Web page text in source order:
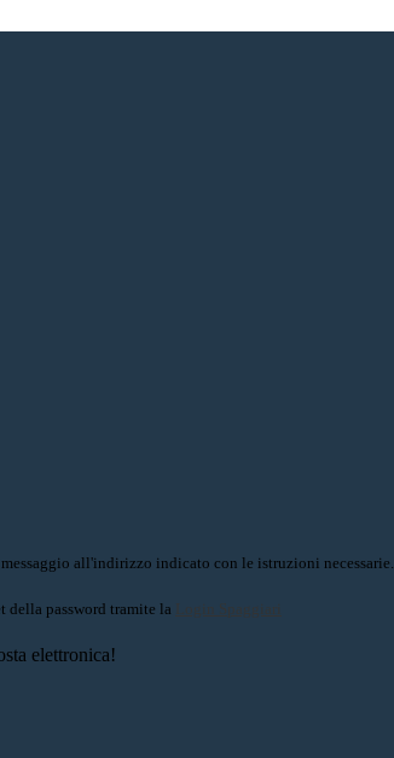
all'indirizzo indicato con le istruzioni necessarie.
della password tramite la Login Spaggiari
elettronica!